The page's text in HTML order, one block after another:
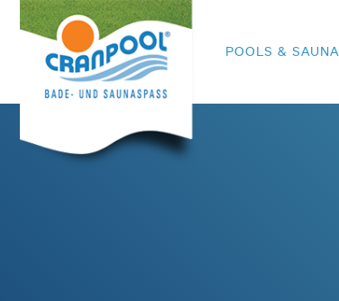
POOLS & SAUNA